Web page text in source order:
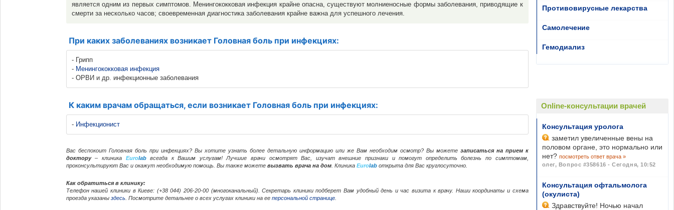
является одним из первых симптомов. Менингококковая инфекция крайне опасна, существуют молниеносные формы заболевания, приводящие к
смерти за несколько часов; своевременная диагностика заболевания крайне важна для успешного лечения.
При каких заболеваниях возникает Головная боль при инфекциях:
- Грипп
- Менингококковая инфекция
- ОРВИ и др. инфекционные заболевания
К каким врачам обращаться, если возникает Головная боль при инфекциях:
- Инфекционист
Вас беспокоит Головная боль при инфекциях? Вы хотите узнать более детальную информацию или же Вам необходим осмотр? Вы можете записаться на прием к
доктору– клиника Eurolabвсегда к Вашим услугам! Лучшие врачи осмотрят Вас, изучат внешние признаки и помогут определить болезнь по симптомам,
проконсультируют Вас и окажут необходимую помощь. Вы также можете вызвать врача на дом. Клиника Eurolabоткрыта для Вас круглосуточно.
Как обратиться в клинику:
Телефон нашей клиники в Киеве: (+38 044) 206-20-00 (многоканальный). Секретарь клиники подберет Вам удобный день и час визита к врачу. Наши координаты и схема
проезда указаны здесь . Посмотрите детальнее о всех услугах клиники на ее персональной странице.
Противовирусные лекарства
Самолечение
Гемодиализ
Online-консультации врачей
Консультация уролога
заметил увеличенные вены на
половом органе, это нормально или
нет? посмотреть ответ врача »
олег, Вопрос #358616 - Сегодня, 10:52
Консультация офтальмолога
(окулиста)
Здравствуйте! Ночью начал